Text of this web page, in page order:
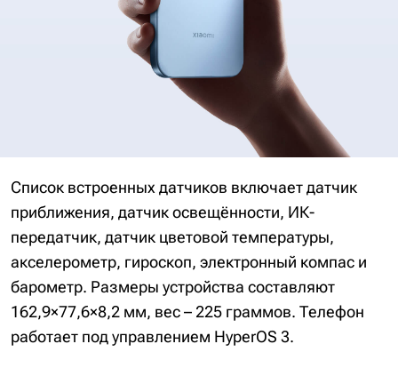
Список встроенных датчиков включает датчик
приближения, датчик освещённости, ИК-
передатчик, датчик цветовой температуры,
акселерометр, гироскоп, электронный компас и
барометр. Размеры устройства составляют
162,9×77,6×8,2 мм, вес – 225 граммов. Телефон
работает под управлением HyperOS 3.